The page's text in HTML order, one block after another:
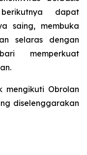
dapat
saing, membuka
selaras dengan
memperkuat
mengikuti Obrolan
diselenggarakan